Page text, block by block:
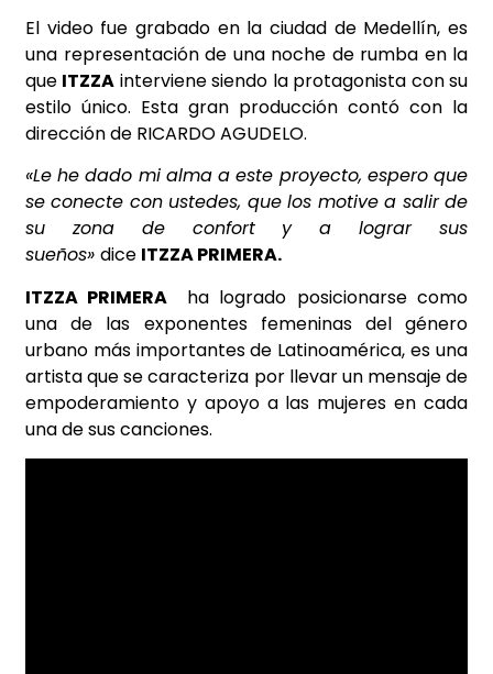
El video fue grabado en la ciudad de Medellín, es
una representación de una noche de rumba en la
que ITZZA interviene siendo la protagonista con su
estilo único. Esta gran producción contó con la
dirección de RICARDO AGUDELO.
«Le he dado mi alma a este proyecto, espero que
se conecte con ustedes, que los motive a salir de
su zona de confort y a lograr sus
sueños» dice ITZZA PRIMERA.
ITZZA PRIMERA
ha logrado posicionarse como
una de las exponentes femeninas del género
urbano más importantes de Latinoamérica, es una
artista que se caracteriza por llevar un mensaje de
empoderamiento y apoyo a las mujeres en cada
una de sus canciones.